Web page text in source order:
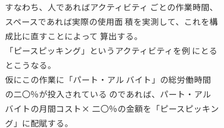
すなわち、人であればアクティビティ ごとの作業時間、
スペースであれば実際の使用面 積を実測して、これを構
成比に直すことによって 算出する。
「ピースピッキング」というアクティビティを例 にとる
とこうなる。
仮にこの作業に「パート・アル バイト」の総労働時間
の二〇％が投入されている のであれば、パート・アル
バイトの月間コスト× 二〇％の金額を「ピースピッキン
グ」に配賦する。